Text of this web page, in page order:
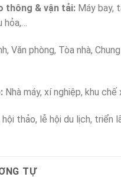
thông & vận tải: Máy bay,
hỏa,…
Văn phòng, Tòa nhà,
Nhà máy, xí nghiệp, khu chế
hội thảo, lễ hội du lịch, triển
TỰ